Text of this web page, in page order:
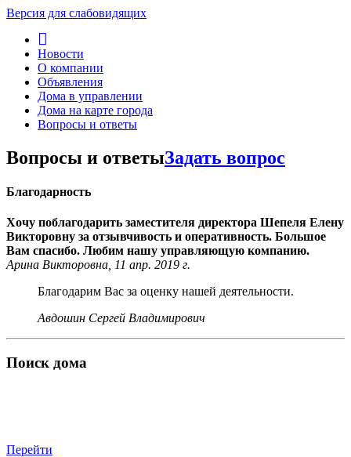
Версия для слабовидящих
Новости
О компании
Объявления
Дома в управлении
Дома на карте города
Вопросы и ответы
Вопросы и ответыЗадать вопрос
Благодарность
Хочу поблагодарить заместителя директора Шепеля Елену
Викторовну за отзывчивость и оперативность. Большое
Вам спасибо. Любим нашу управляющую компанию.
Арина Викторовна, 11 апр. 2019 г.
Благодарим Вас за оценку нашей деятельности.
Авдошин Сергей Владимирович
Поиск дома
Перейти